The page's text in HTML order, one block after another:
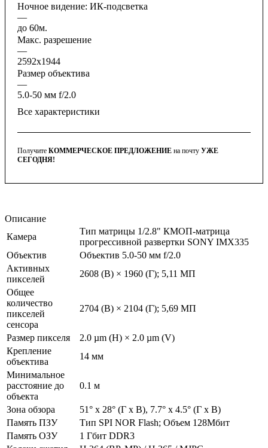
Ночное видение: ИК-подсветка
—
до 60м.
Макс. разрешение
—
2592x1944
Размер объектива
—
5.0-50 мм f/2.0
Все характеристики
Получите КОММЕРЧЕСКОЕ ПРЕДЛОЖЕНИЕ на почту УЖЕ
СЕГОДНЯ!
Описание
Камера
Тип матрицы 1/2.8" КМОП-матрица
прогрессивной развертки SONY IMX335
Объектив
Объектив 5.0-50 мм f/2.0
Активных
пикселей
2608 (В) × 1960 (Г); 5,11 МП
Общее
количество
пикселей
сенсора
2704 (В) × 2104 (Г); 5,69 МП
Размер пикселя
2.0 µm (H) × 2.0 µm (V)
Крепление
объектива
14 мм
Минимальное
расстояние до
объекта
0.1 м
Зона обзора
51° x 28° (Г x В), 7.7° x 4.5° (Г x В)
Память ПЗУ
Тип SPI NOR Flash; Объем 128Мбит
Память ОЗУ
1 Гбит DDR3